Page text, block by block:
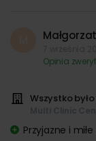
Opinia
Wszystko
Przyjazne i